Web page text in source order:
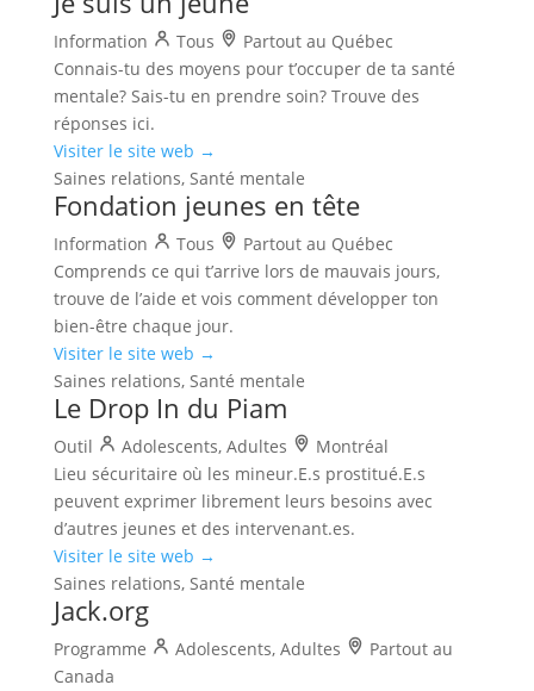
Information Tous
Partout au Québec
Connais-tu des moyens pour t’occuper de ta santé
mentale? Sais-tu en prendre soin? Trouve des
réponses ici.
Visiter le site web →
Saines relations, Santé mentale
Fondation jeunes en tête
Information Tous
Partout au Québec
Comprends ce qui t’arrive lors de mauvais jours,
trouve de l’aide et vois comment développer ton
bien-être chaque jour.
Visiter le site web →
Saines relations, Santé mentale
Le Drop In du Piam
Outil Adolescents, Adultes
Montréal
Lieu sécuritaire où les mineur.E.s prostitué.E.s
peuvent exprimer librement leurs besoins avec
d’autres jeunes et des intervenant.es.
Visiter le site web →
Saines relations, Santé mentale
Jack.org
Programme Adolescents, Adultes
Partout au
Canada